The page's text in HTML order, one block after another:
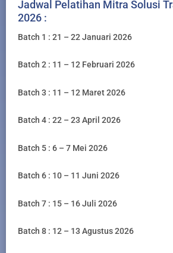
Jadwal Pelatihan Mitra Solusi
2026 :
Batch 1 : 21 – 22 Januari 2026
Batch 2 : 11 – 12 Februari 2026
Batch 3 : 11 – 12 Maret 2026
Batch 4 : 22 – 23 April 2026
Batch 5 : 6 – 7 Mei 2026
Batch 6 : 10 – 11 Juni 2026
Batch 7 : 15 – 16 Juli 2026
Batch 8 : 12 – 13 Agustus 2026